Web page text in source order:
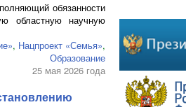
обязанности
областную научную
, Нацпроект «Семья»,
Образование
25 мая 2026 года